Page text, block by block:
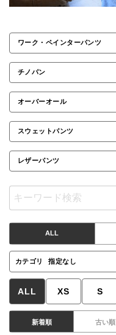
ワーク・ペインターパンツ
チノパン
オーバーオール
スウェットパンツ
レザーパンツ
ALL
カテゴリ 指定なし
ALL XS S
新着順 古い順